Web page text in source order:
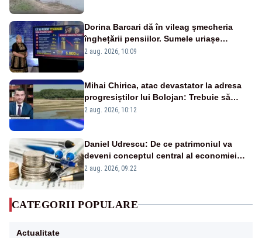
Dorina Barcari dă în vileag șmecheria
înghețării pensiilor. Sumele uriașe
pierdute de fiecare român
2 aug. 2026, 10:09
Mihai Chirica, atac devastator la adresa
progresiștilor lui Bolojan: Trebuie să
protejăm și natura, dar nu șținem omaneii
2 aug. 2026, 10:12
Daniel Udrescu: De ce patrimoniul va
deveni conceptul central al economiei
viitoare?
2 aug. 2026, 09:22
CATEGORII POPULARE
Actualitate